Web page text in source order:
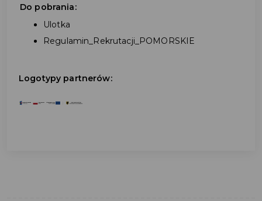
Do pobrania:
Ulotka
Regulamin_Rekrutacji_POMORSKIE
Logotypy partnerów: